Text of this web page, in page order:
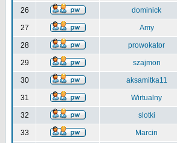
26 dominick
27 Amy
28 prowokator
29 szajmon
30 aksamitka11
31 Wirtualny
32 slotki
33 Marcin